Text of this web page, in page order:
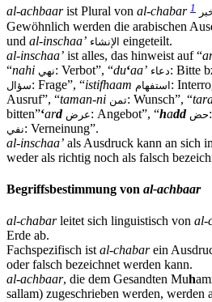
al-achbaarist Plural von al-chabar 1
Gewöhnlich werden die arabischen
und al-inschaa’ الإنشاء eingeteilt.
al-inschaa’ ist alles, das hinweist auf “
“nahi نهي: Verbot”, “du‘aa’ دعاء: Bitte
سؤال: Frage”, “istifhaam استفهام:
Ausruf”, “taman-ni تمن: Wunsch”, “
bitten”‘ard عرض: Angebot”, “hadd حض
نفي: Verneinung”.
al-inschaa’ als Ausdruck kann an sich
weder als richtig noch als falsch
Begriffsbestimmung von al-achbaar
al-chabarleitet sich linguistisch von al-
Erde ab.
Fachspezifisch ist al-chabarein
oder falsch bezeichnet werden kann.
al-achbaar, die dem Gesandten Muh
sallam) zugeschrieben werden, werden